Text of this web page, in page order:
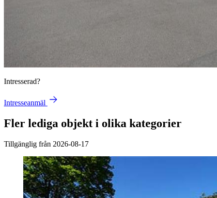
Intresserad?
Intresseanmäl
Fler lediga objekt i olika kategorier
Tillgänglig från 2026-08-17